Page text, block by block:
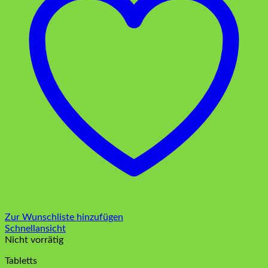
Zur Wunschliste hinzufügen
Schnellansicht
Nicht vorrätig
Tabletts